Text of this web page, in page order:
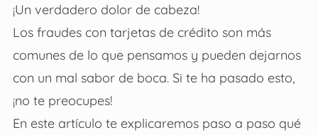
¡Un verdadero dolor de cabeza!
Los fraudes con tarjetas de crédito son más
comunes de lo que pensamos y pueden dejarnos
con un mal sabor de boca. Si te ha pasado esto,
¡no te preocupes!
En este artículo te explicaremos paso a paso qué